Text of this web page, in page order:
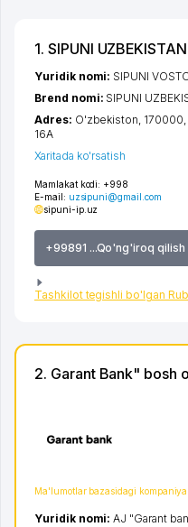
1. SIPUNI UZBEKISTAN
Mamlakat kodi: +998
E-mail: uzsipuni@gmail.com
sipuni-ip.uz
+99891 ...Qo'ng'iroq qilish
Tashkilot tegishli bo'lgan
Yuridik nomi: SIPUNI
Brend nomi: SIPUNI
Adres: O'zbekiston, 170000,
16А
Xaritada ko'rsatish
2. Garant Bank" bosh
Ma'lumotlar bazasidagi
Yuridik nomi:AJ "Garant